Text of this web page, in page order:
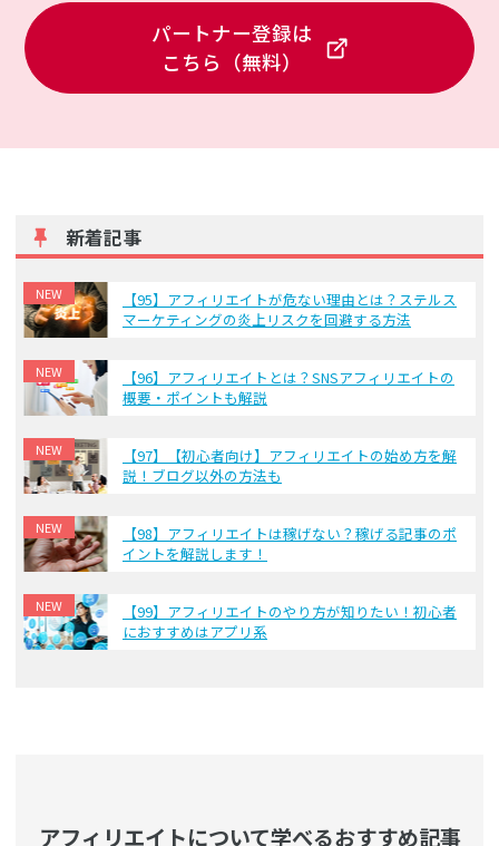
パートナー登録は
こちら（無料）
新着記事
NEW
【95】アフィリエイトが危ない理由とは？ステルス
マーケティングの炎上リスクを回避する方法
NEW
【96】アフィリエイトとは？SNSアフィリエイトの
概要・ポイントも解説
NEW
【97】【初心者向け】アフィリエイトの始め方を解
説！ブログ以外の方法も
NEW
【98】アフィリエイトは稼げない？稼げる記事のポ
イントを解説します！
NEW
【99】アフィリエイトのやり方が知りたい！初心者
におすすめはアプリ系
アフィリエイトについて学べるおすすめ記事